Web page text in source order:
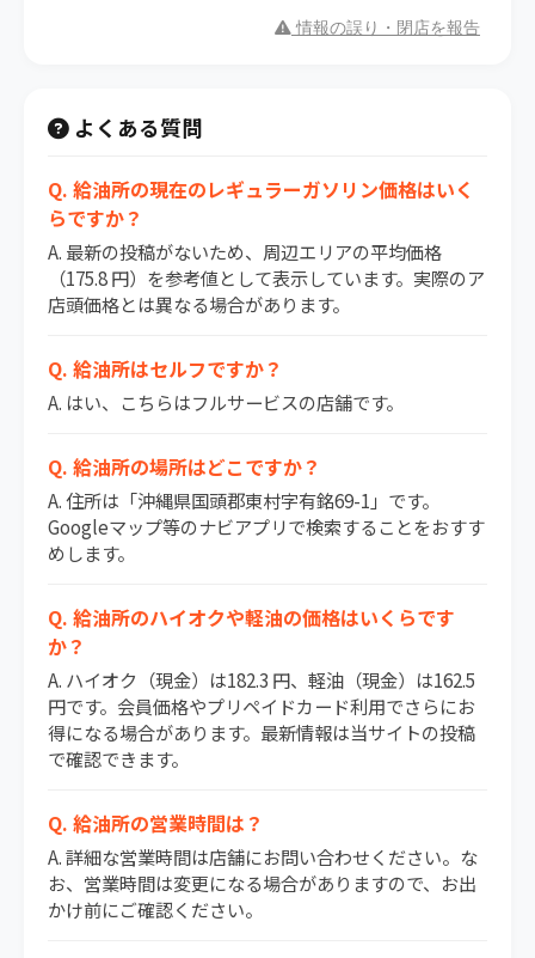
情報の誤り・閉店を報告
よくある質問
Q. 給油所の現在のレギュラーガソリン価格はいく
らですか？
A. 最新の投稿がないため、周辺エリアの平均価格
（175.8 円）を参考値として表示しています。実際のア
店頭価格とは異なる場合があります。
Q. 給油所はセルフですか？
A. はい、こちらはフルサービスの店舗です。
Q. 給油所の場所はどこですか？
A. 住所は「沖縄県国頭郡東村字有銘69-1」です。
Googleマップ等のナビアプリで検索することをおすす
めします。
Q. 給油所のハイオクや軽油の価格はいくらです
か？
A. ハイオク（現金）は182.3 円、軽油（現金）は162.5
円です。会員価格やプリペイドカード利用でさらにお
得になる場合があります。最新情報は当サイトの投稿
で確認できます。
Q. 給油所の営業時間は？
A. 詳細な営業時間は店舗にお問い合わせください。な
お、営業時間は変更になる場合がありますので、お出
かけ前にご確認ください。